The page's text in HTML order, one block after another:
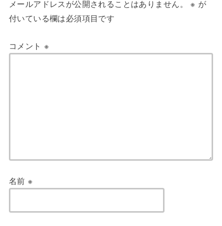
メールアドレスが公開されることはありません。 ※ が
付いている欄は必須項目です
コメント ※
名前※